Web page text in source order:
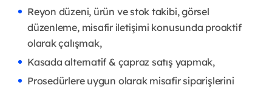
Reyon düzeni, ürün ve stok takibi, görsel
düzenleme, misafir iletişimi konusunda proaktif
olarak çalışmak,
Kasada alternatif & çapraz satış yapmak,
Prosedürlere uygun olarak misafir siparişlerini